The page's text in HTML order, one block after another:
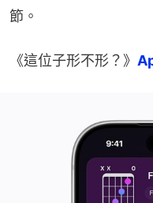
節。
《這位子形不形？》